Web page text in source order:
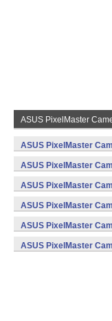
ASUS PixelMaster
ASUS PixelMaster
ASUS PixelMaster
ASUS PixelMaster
ASUS PixelMaster
210020260 (Android)
ASUS PixelMaster
ASUS PixelMaster